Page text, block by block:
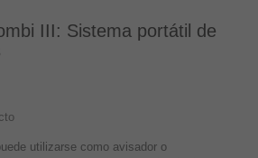
III: Sistema portátil de
utilizarse como avisador o